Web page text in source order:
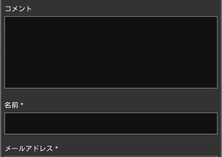
コメント
名前 *
メールアドレス *